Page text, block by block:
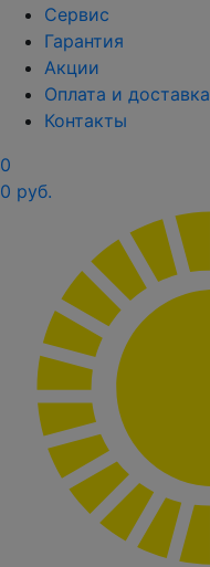
Сервис
Гарантия
Акции
Оплата и доставка
Контакты
0
0 руб.